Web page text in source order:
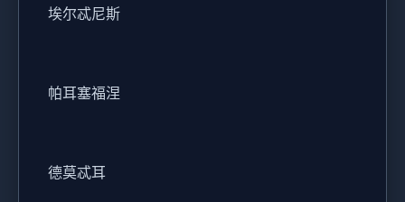
埃尔忒尼斯
帕耳塞福涅
德莫忒耳